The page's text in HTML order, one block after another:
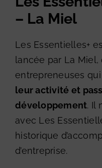
– La Miel
Les Essentielles+
lancée par La
entrepreneuses
leur activité et
développement. Il
avec Les
historique
d’entreprise.